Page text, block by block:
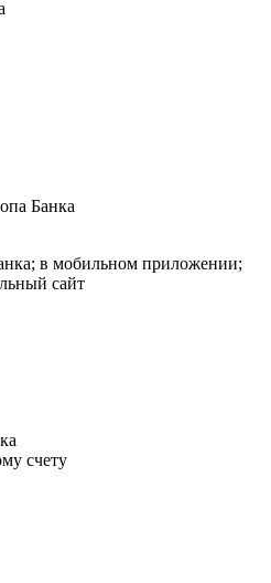
Банка
в мобильном приложении;
сайт
счету